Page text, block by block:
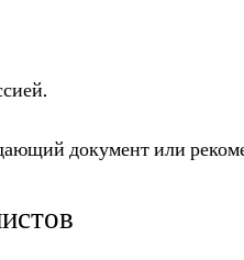
документ или